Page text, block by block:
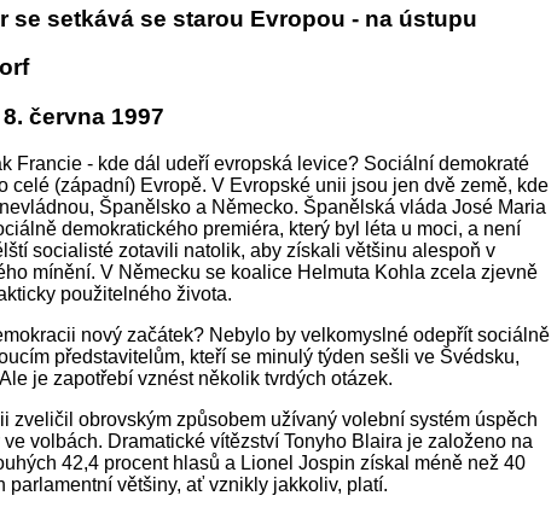
se setkává se starou Evropou - na ústupu
června 1997
Francie - kde dál udeří evropská levice? Sociální demokraté
celé (západní) Evropě. V Evropské unii jsou jen dvě země, kde
Španělsko a Německo. Španělská vláda José Maria
demokratického premiéra, který byl léta u moci, a není
socialisté zotavili natolik, aby získali většinu alespoň v
mínění. V Německu se koalice Helmuta Kohla zcela zjevně
použitelného života.
nový začátek? Nebylo by velkomyslné odepřít sociálně
představitelům, kteří se minulý týden sešli ve Švédsku,
je zapotřebí vznést několik tvrdých otázek.
zveličil obrovským způsobem užívaný volební systém úspěch
volbách. Dramatické vítězství Tonyho Blaira je založeno na
42,4 procent hlasů a Lionel Jospin získal méně než 40
parlamentní většiny, ať vznikly jakkoliv, platí.